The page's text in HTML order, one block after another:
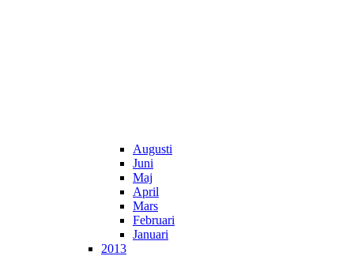
Augusti
Juni
Maj
April
Mars
Februari
Januari
2013